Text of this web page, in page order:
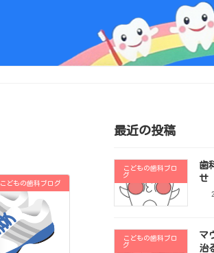
こどもの歯科ブログ
最近の投稿
こどもの歯科ブロ
グ
歯
せ
こどもの歯科ブロ
グ
マ
治